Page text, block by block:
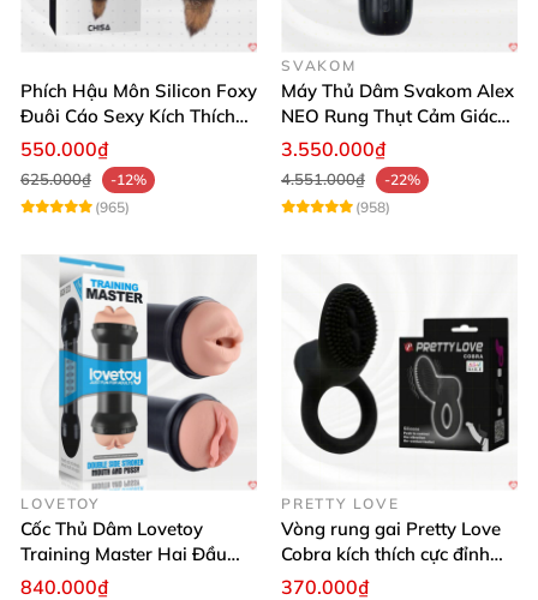
Phích Hậu Môn Silicon Foxy
Đuôi Cáo Sexy Kích Thích
Đỉnh Cao
550.000₫
625.000₫
-12%
(965)
SVAKOM
Máy Thủ Dâm Svakom Alex
NEO Rung Thụt Cảm Giác
Thật, App Điều Khiển
3.550.000₫
4.551.000₫
-22%
(958)
LOVETOY
Cốc Thủ Dâm Lovetoy
Training Master Hai Đầu
Siêu Thật, Tăng Khoái Cảm
840.000₫
PRETTY LOVE
Vòng rung gai Pretty Love
Cobra kích thích cực đỉnh
trải nghiệm
370.000₫